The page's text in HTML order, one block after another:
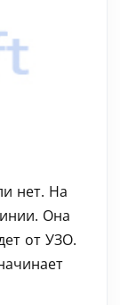
нет. На
Она
от УЗО.